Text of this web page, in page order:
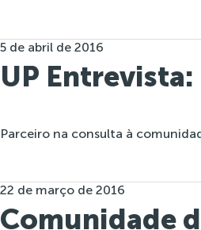
5 de abril de 2016
UP
Parceiro na consulta à
22 de março de 2016
Comunidade